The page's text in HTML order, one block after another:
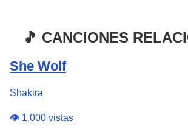
🎵 CANCIONES
She Wolf
Shakira
👁️ 1,000 vistas